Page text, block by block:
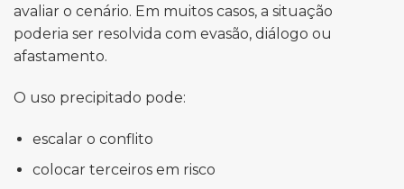
avaliar o cenário. Em muitos casos, a situação
poderia ser resolvida com evasão, diálogo ou
afastamento.
O uso precipitado pode:
escalar o conflito
colocar terceiros em risco